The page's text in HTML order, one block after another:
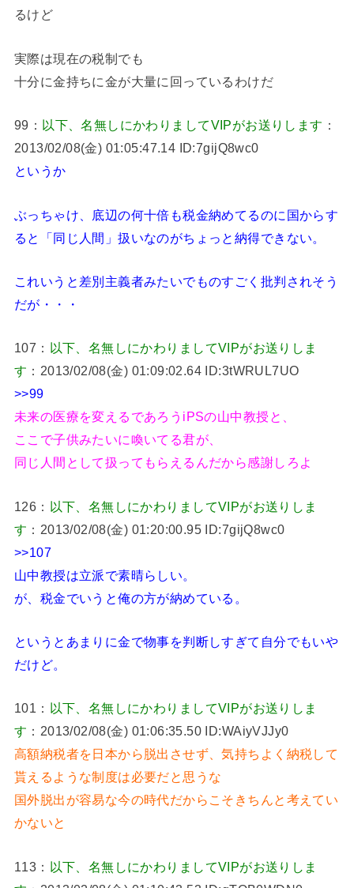
るけど
実際は現在の税制でも
十分に金持ちに金が大量に回っているわけだ
99： 以下、名無しにかわりましてVIPがお送りします ：
2013/02/08(金) 01:05:47.14 ID:7gijQ8wc0
というか
ぶっちゃけ、底辺の何十倍も税金納めてるのに国からす
ると「同じ人間」扱いなのがちょっと納得できない。
これいうと差別主義者みたいでものすごく批判されそう
だが・・・
107： 以下、名無しにかわりましてVIPがお送りしま
す ：2013/02/08(金) 01:09:02.64 ID:3tWRUL7UO
>>99
未来の医療を変えるであろうiPSの山中教授と、
ここで子供みたいに喚いてる君が、
同じ人間として扱ってもらえるんだから感謝しろよ
126： 以下、名無しにかわりましてVIPがお送りしま
す ：2013/02/08(金) 01:20:00.95 ID:7gijQ8wc0
>>107
山中教授は立派で素晴らしい。
が、税金でいうと俺の方が納めている。
というとあまりに金で物事を判断しすぎて自分でもいや
だけど。
101：
以下、名無しにかわりましてVIPがお送りしま
す ：2013/02/08(金) 01:06:35.50 ID:WAiyVJJy0
高額納税者を日本から脱出させず、気持ちよく納税して
貰えるような制度は必要だと思うな
国外脱出が容易な今の時代だからこそきちんと考えてい
かないと
113： 以下、名無しにかわりましてVIPがお送りしま